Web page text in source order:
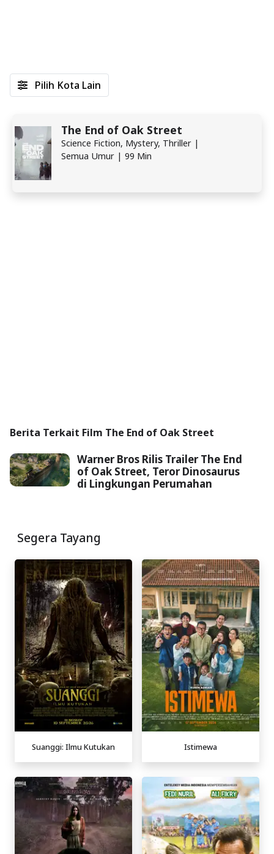
The End of Oak Street
Science Fiction, Mystery, Thriller |
Semua Umur | 99 Min
Pilih Kota Lain
Berita Terkait Film The End of Oak Street
Warner Bros Rilis Trailer The End
of Oak Street, Teror Dinosaurus
di Lingkungan Perumahan
Segera Tayang
Suanggi: Ilmu Kutukan Istimewa